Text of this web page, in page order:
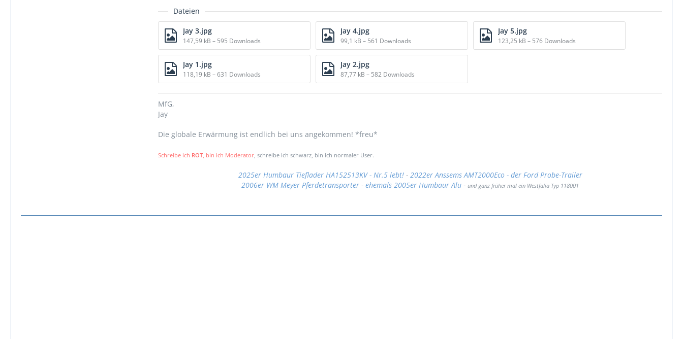
Dateien
Jay 3.jpg
147,59 kB – 595 Downloads
Jay 4.jpg
99,1 kB – 561 Downloads
Jay 5.jpg
123,25 kB – 576 Downloads
Jay 1.jpg
118,19 kB – 631 Downloads
Jay 2.jpg
87,77 kB – 582 Downloads
MfG,
Jay
Die globale Erwärmung ist endlich bei uns angekommen! *freu*
Schreibe ich ROT, bin ich Moderator, schreibe ich schwarz, bin ich normaler User.
2025er Humbaur Tieflader HA152513KV - Nr.5 lebt!- 2022er Anssems AMT2000Eco - der Ford Probe-Trailer
2006er WM Meyer Pferdetransporter - ehemals 2005er Humbaur Alu - und ganz früher mal ein Westfalia Typ 118001